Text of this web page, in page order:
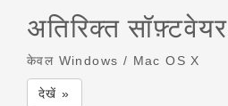
अतिरिक्त सॉफ़्टवेयर
केवल Windows / Mac OS X
देखें »